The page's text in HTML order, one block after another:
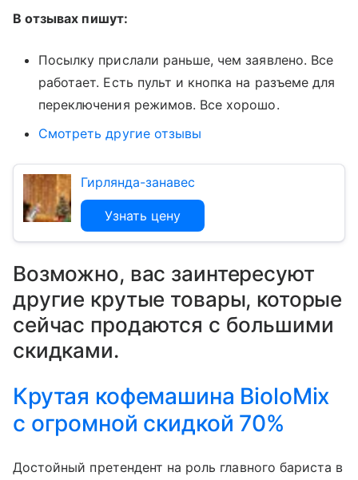
В отзывах пишут:
Посылку прислали раньше, чем заявлено. Все
работает. Есть пульт и кнопка на разъеме для
переключения режимов. Все хорошо.
Смотреть другие отзывы
Гирлянда-занавес
Узнать цену
Возможно, вас заинтересуют
другие крутые товары, которые
сейчас продаются с большими
скидками.
Крутая кофемашина BioloMix
с огромной скидкой 70%
Достойный претендент на роль главного бариста в